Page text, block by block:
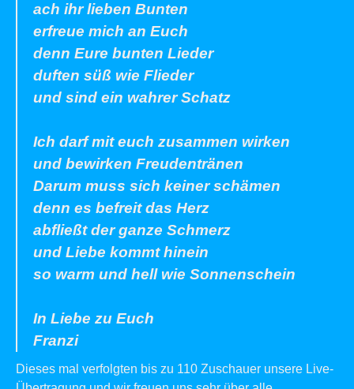
ach ihr lieben Bunten
erfreue mich an Euch
denn Eure bunten Lieder
duften süß wie Flieder
und sind ein wahrer Schatz
Ich darf mit euch zusammen wirken
und bewirken Freudentränen
Darum muss sich keiner schämen
denn es befreit das Herz
abfließt der ganze Schmerz
und Liebe kommt hinein
so warm und hell wie Sonnenschein
In Liebe zu Euch
Franzi
Dieses mal verfolgten bis zu 110 Zuschauer unsere Live-